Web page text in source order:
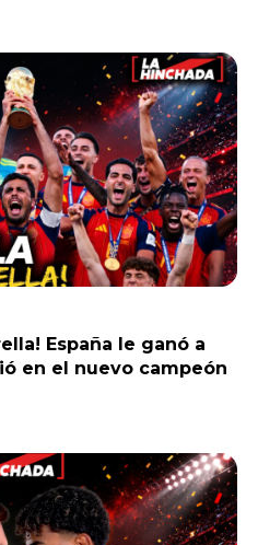
España le ganó a
en el nuevo campeón